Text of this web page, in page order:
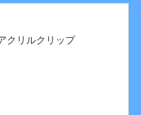
クリルクリップ